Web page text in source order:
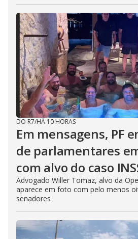
DO R7/HÁ 10 HORAS
Em mensagens, PF
de parlamentares
com alvo do caso
Advogado Willer Tomaz, alvo da
aparece em foto com pelo menos
senadores